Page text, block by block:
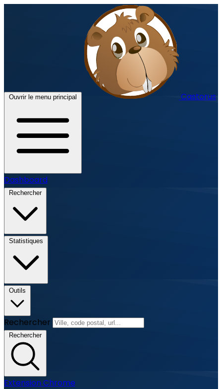
Ouvrir le menu principal Castorus
Dashboard
Rechercher
Statistiques
Outils
Rechercher
Rechercher
Extension Chrome